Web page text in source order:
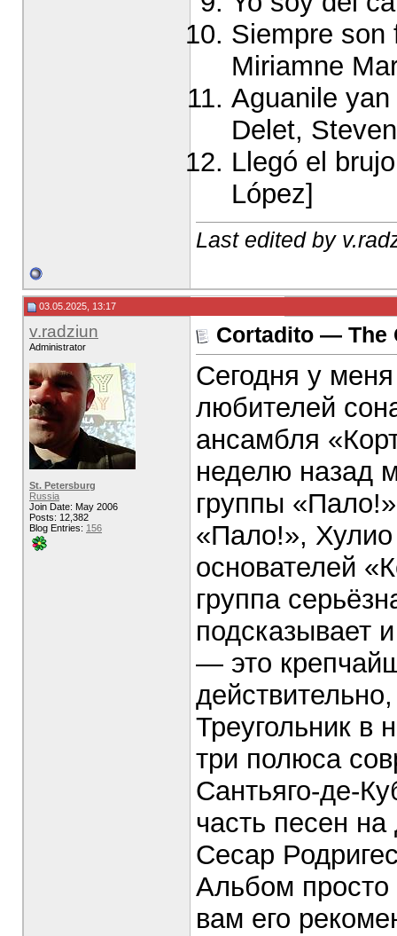
Siempre son
Miriamne
Aguanile
Delet,
Llegó el
López]
Last edited by
03.05.2025, 13:17
v.radziun
Administrator
St. Petersburg
Russia
Join Date: May 2006
Posts: 12,382
Blog Entries: 156
Cortadito — The
Сегодня у
любителей
ансамбля
неделю назад
группы
«Пало!»,
основателей
группа
подсказывает
— это
Треугольник в
три полюса
Сантьяго-де-
часть песен
Сесар
Альбом просто
вам его